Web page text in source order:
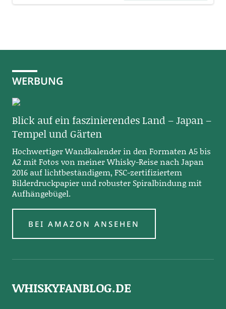
WERBUNG
Blick auf ein faszinierendes Land – Japan –
Tempel und Gärten
Hochwertiger Wandkalender in den Formaten A5 bis
A2 mit Fotos von meiner Whisky-Reise nach Japan
2016 auf lichtbeständigem, FSC-zertifiziertem
Bilderdruckpapier und robuster Spiralbindung mit
Aufhängebügel.
BEI AMAZON ANSEHEN
WHISKYFANBLOG.DE